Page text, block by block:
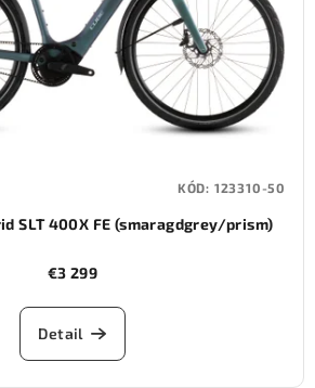
SLT 400X FE (smaragdgrey/prism)
€3 299
Detail
KÓD: 123310-50